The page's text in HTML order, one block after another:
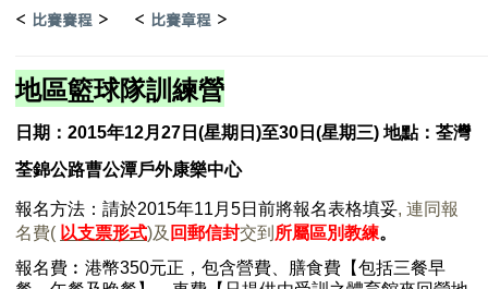
< 比賽賽程 > < 比賽章程 >
地區籃球隊訓練營
日期 ：2015年12月27 日(星期日)至30 日(星期三)地點：荃灣
荃錦公路曹公潭戶外康樂中心
報名方法：請於2015年11 月5日前將報名表格填妥,連同報
名費( 以支票形式)及 回郵信封交到 所屬區別教練。
報名費︰港幣350元正，包含營費、膳食費【包括三餐早